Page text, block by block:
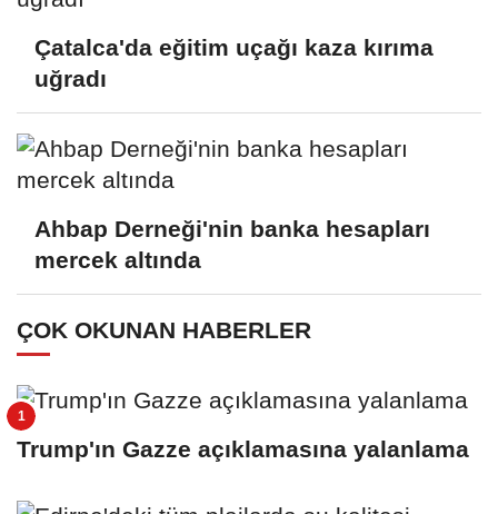
Çatalca'da eğitim uçağı kaza kırıma
uğradı
Ahbap Derneği'nin banka hesapları
mercek altında
ÇOK OKUNAN HABERLER
Trump'ın Gazze açıklamasına yalanlama